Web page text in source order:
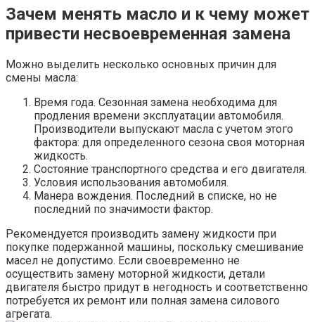
Зачем менять масло и к чему может
привести несвоевременная замена
Можно выделить несколько основных причин для
смены масла:
Время года. Сезонная замена необходима для
продления времени эксплуатации автомобиля.
Производители выпускают масла с учетом этого
фактора: для определенного сезона своя моторная
жидкость.
Состояние транспортного средства и его двигателя.
Условия использования автомобиля.
Манера вождения. Последний в списке, но не
последний по значимости фактор.
Рекомендуется производить замену жидкости при
покупке подержанной машины, поскольку смешивание
масел не допустимо. Если своевременно не
осуществить замену моторной жидкости, детали
двигателя быстро придут в негодность и соответственно
потребуется их ремонт или полная замена силового
агрегата.